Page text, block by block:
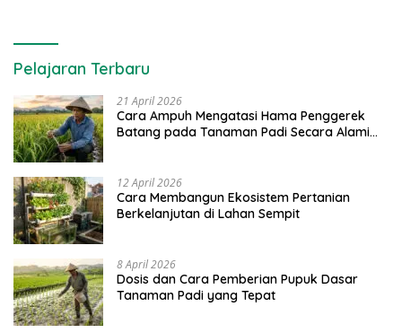
Pelajaran Terbaru
21 April 2026
Cara Ampuh Mengatasi Hama Penggerek
Batang pada Tanaman Padi Secara Alami
12 April 2026
Cara Membangun Ekosistem Pertanian
Berkelanjutan di Lahan Sempit
8 April 2026
Dosis dan Cara Pemberian Pupuk Dasar
Tanaman Padi yang Tepat